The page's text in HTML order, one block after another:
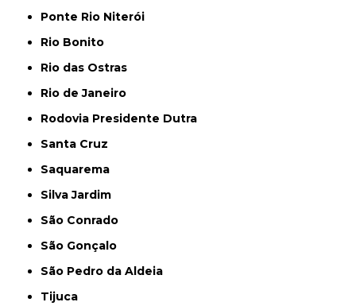
Ponte Rio Niterói
Rio Bonito
Rio das Ostras
Rio de Janeiro
Rodovia Presidente Dutra
Santa Cruz
Saquarema
Silva Jardim
São Conrado
São Gonçalo
São Pedro da Aldeia
Tijuca